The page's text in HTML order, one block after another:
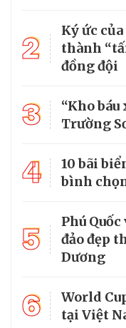
2
Ký ức
thành
đồng đội
3
“Kho
Trường
4
10 bãi
bình
5
Phú
đảo đẹp
Dương
6
World
tại Việt